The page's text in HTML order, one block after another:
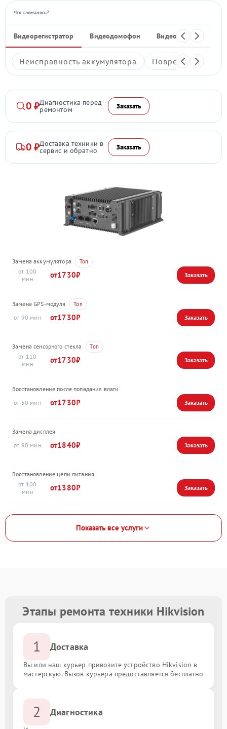
Что сломалось?
Видеорегистратор Видеодомофон Видеостены
Неисправность аккумулятора Повреждение
0 ₽Диагностика перед
ремонтом Заказать
0 ₽Доставка техники в
сервис и обратно Заказать
Замена аккумулятора
100
1730
Замена GPS-модуля
90
1730
Замена сенсорного стекла
110
1730
Восстановление после попадания влаги
50
1730
Замена дисплея
90
1840
Восстановление цепи питания
100
1380
Показать все услуги
Этапы ремонта техники Hikvision
1 Доставка
Вы или наш курьер привозите устройство Hikvision в
мастерскую. Вызов курьера предоставляется бесплатно
2 Диагностика